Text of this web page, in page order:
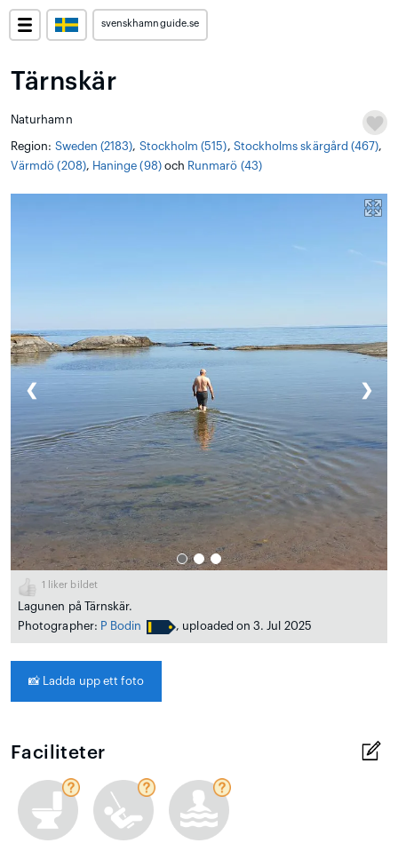
svenskhamnguide.se
Tärnskär
Naturhamn
Region: Sweden (2183), Stockholm (515), Stockholms skärgård (467),
Värmdö (208), Haninge (98)och Runmarö (43)
❮ ❯
1 liker bildet
Lagunen på Tärnskär.
Photographer: P Bodin , uploaded on 3. Jul 2025
📸 Ladda upp ett foto
Faciliteter